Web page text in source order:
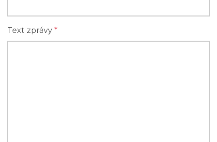
Text zprávy *